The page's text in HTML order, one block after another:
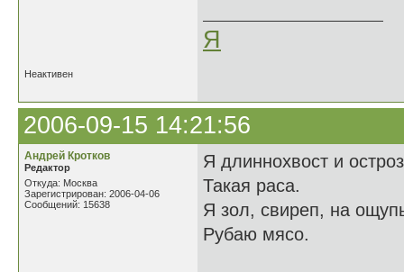
Я
Неактивен
2006-09-15 14:21:56
Андрей Кротков
Редактор
Откуда: Москва
Зарегистрирован: 2006-04-06
Сообщений: 15638
Я длиннохвост и
Такая раса.
Я зол, свиреп, на
Рубаю мясо.